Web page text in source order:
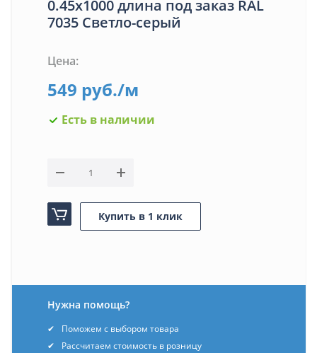
0.45х1000 длина под заказ RAL
7035 Светло-серый
Цена:
549 руб./м
Есть в наличии
Купить в 1 клик
Нужна помощь?
Поможем с выбором товара
Рассчитаем стоимость в розницу